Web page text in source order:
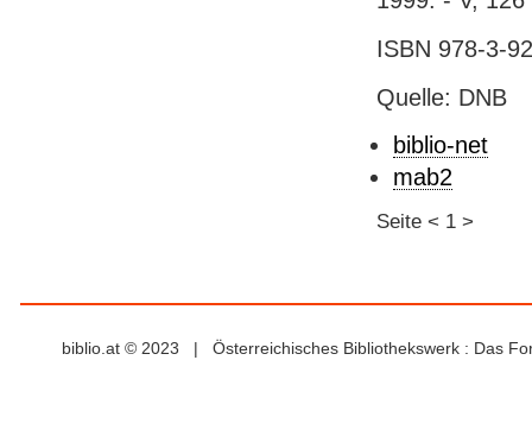
ISBN 978-3-
Quelle: DNB
biblio-net
mab2
Seite < 1 >
biblio.at © 2023 | Österreichisches Bibliothekswerk : Das